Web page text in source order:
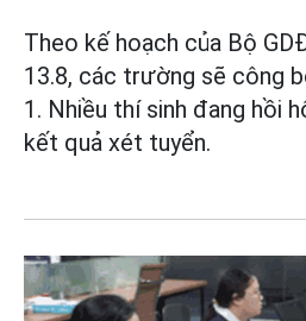
Theo kế hoạch của Bộ
13.8, các trường sẽ công
1. Nhiều thí sinh đang hồi
kết quả xét tuyển.